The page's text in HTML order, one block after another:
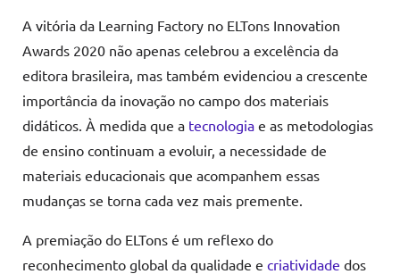
A vitória da Learning Factory no ELTons Innovation
Awards 2020 não apenas celebrou a excelência da
editora brasileira, mas também evidenciou a crescente
importância da inovação no campo dos materiais
didáticos. À medida que a tecnologia e as metodologias
de ensino continuam a evoluir, a necessidade de
materiais educacionais que acompanhem essas
mudanças se torna cada vez mais premente.
A premiação do ELTons é um reflexo do
reconhecimento global da qualidade e criatividade dos